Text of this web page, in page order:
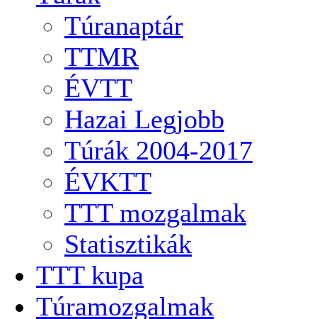
Túranaptár
TTMR
ÉVTT
Hazai Legjobb
Túrák 2004-2017
ÉVKTT
TTT mozgalmak
Statisztikák
TTT kupa
Túramozgalmak